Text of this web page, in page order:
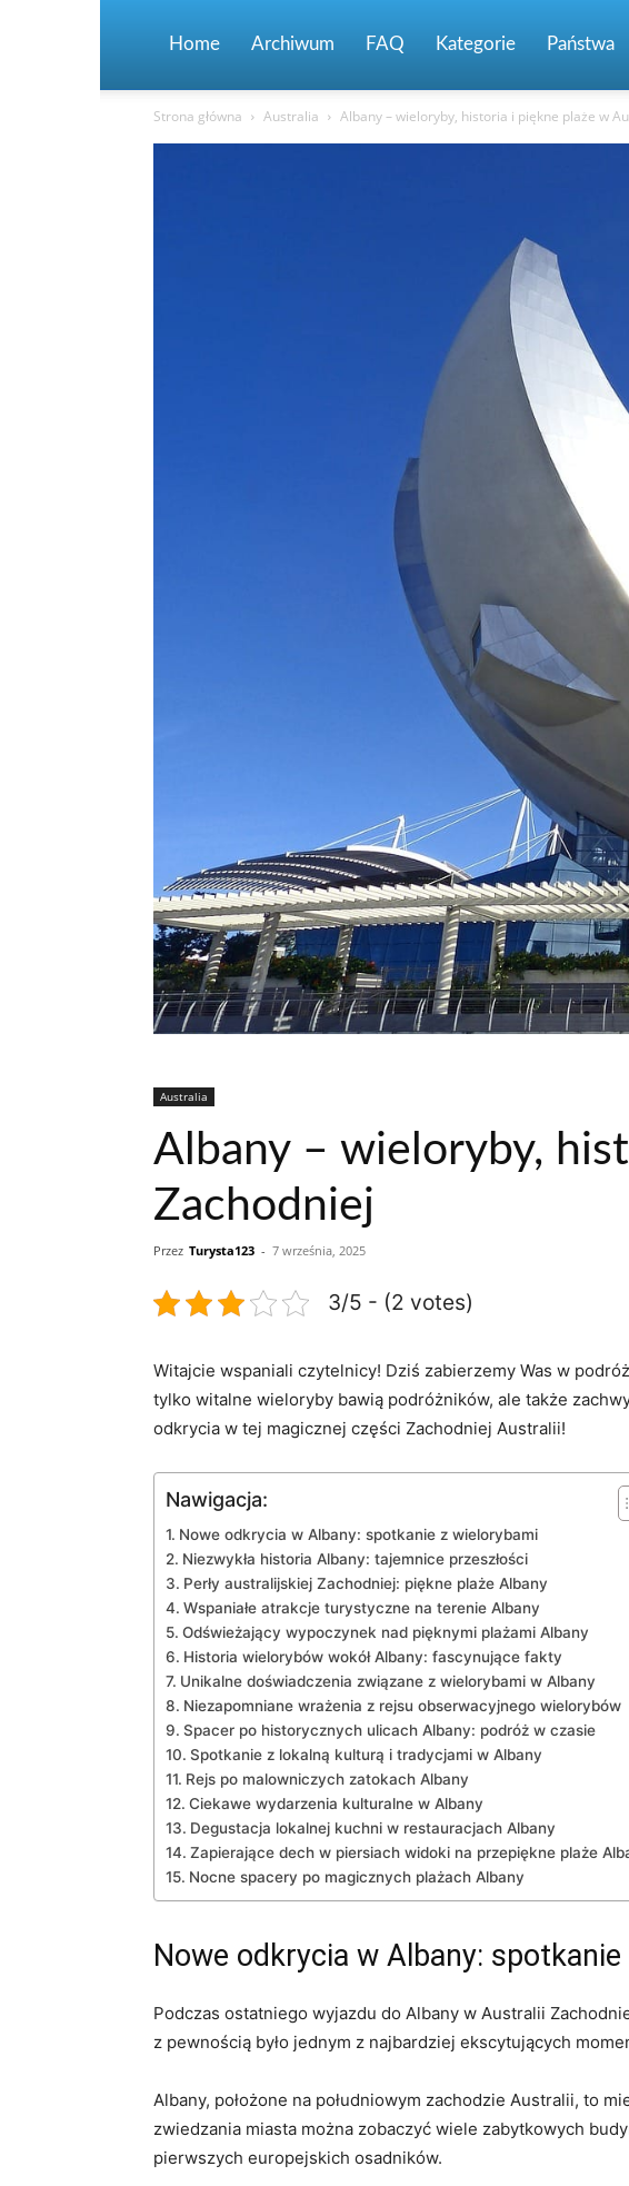
Home Archiwum FAQ Kategorie Państwa
Strona główna Australia Albany – wieloryby, historia i piękne plaże w
Australia
Albany – wieloryby,
Zachodniej
Przez Turysta123 - 7 września, 2025
3/5 - (2 votes)
Witajcie ‌wspaniali czytelnicy! Dziś⁣ zabierzemy⁣ Was ‍w
tylko ⁣witalne⁢ wieloryby bawią podróżników, ale także
‌odkrycia w‍ tej magicznej​ części ⁣Zachodniej ⁤Australii!
Nawigacja:
Nowe⁣ odkrycia w Albany: ​spotkanie ‍z‍ wielorybami
Niezwykła historia‌ Albany:⁤ tajemnice przeszłości
Perły australijskiej Zachodniej: piękne plaże‌ Albany
Wspaniałe atrakcje turystyczne na ⁤terenie Albany
Odświeżający⁤ wypoczynek ⁢nad pięknymi plażami Albany
Historia wielorybów‌ wokół⁣ Albany: fascynujące fakty
Unikalne doświadczenia związane z wielorybami w⁤ Albany
Niezapomniane ‌wrażenia ​z rejsu obserwacyjnego wielorybów
Spacer po historycznych ulicach ⁤Albany: ​podróż w czasie
Spotkanie z lokalną kulturą⁣ i tradycjami ‌w ⁣Albany
Rejs ⁤po malowniczych zatokach ​Albany
Ciekawe wydarzenia kulturalne ​w Albany
Degustacja ‌lokalnej⁣ kuchni w restauracjach Albany
Zapierające dech w piersiach ‍widoki na przepiękne plaże
Nocne spacery po⁢ magicznych plażach‌ Albany
Nowe⁣ odkrycia w Albany:
Podczas ostatniego​ wyjazdu​ do Albany ‌w Australii
​z pewnością było jednym z najbardziej ekscytujących
Albany, położone na południowym zachodzie‌ Australii, to
zwiedzania miasta⁣ można⁢ zobaczyć wiele zabytkowych
pierwszych europejskich osadników.